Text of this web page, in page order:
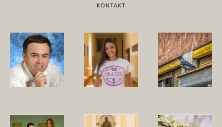
KONTAKT